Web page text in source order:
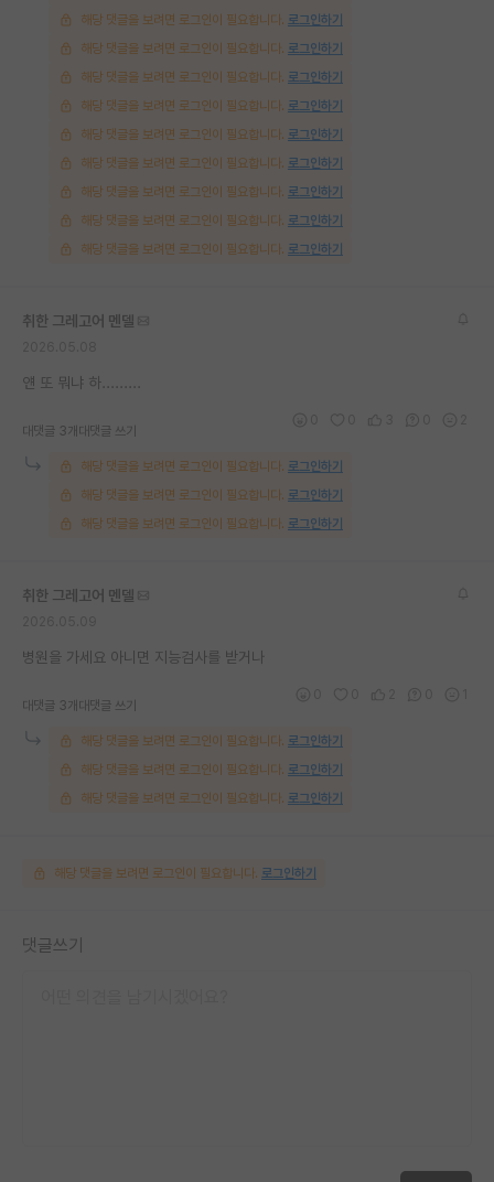
해당 댓글을 보려면 로그인이 필요합니다. 로그인하기
해당 댓글을 보려면 로그인이 필요합니다. 로그인하기
해당 댓글을 보려면 로그인이 필요합니다. 로그인하기
해당 댓글을 보려면 로그인이 필요합니다. 로그인하기
해당 댓글을 보려면 로그인이 필요합니다. 로그인하기
해당 댓글을 보려면 로그인이 필요합니다. 로그인하기
해당 댓글을 보려면 로그인이 필요합니다. 로그인하기
해당 댓글을 보려면 로그인이 필요합니다. 로그인하기
해당 댓글을 보려면 로그인이 필요합니다. 로그인하기
취한 그레고어 멘델
얜 또 뭐냐 하.........
대댓글 3개 대댓글 쓰기
해당 댓글을 보려면 로그인이 필요합니다. 로그인하기
해당 댓글을 보려면 로그인이 필요합니다. 로그인하기
해당 댓글을 보려면 로그인이 필요합니다. 로그인하기
취한 그레고어 멘델
병원을 가세요 아니면 지능검사를 받거나
대댓글 3개 대댓글 쓰기
해당 댓글을 보려면 로그인이 필요합니다. 로그인하기
해당 댓글을 보려면 로그인이 필요합니다. 로그인하기
해당 댓글을 보려면 로그인이 필요합니다. 로그인하기
해당 댓글을 보려면 로그인이 필요합니다. 로그인하기
댓글쓰기